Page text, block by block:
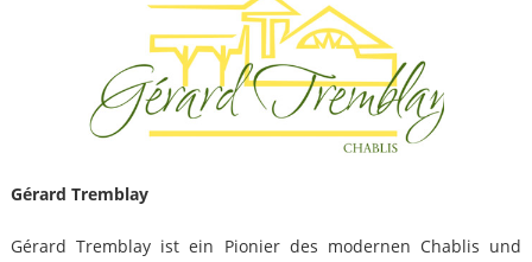
Gérard Tremblay
Gérard Tremblay ist ein Pionier des modernen Chablis und